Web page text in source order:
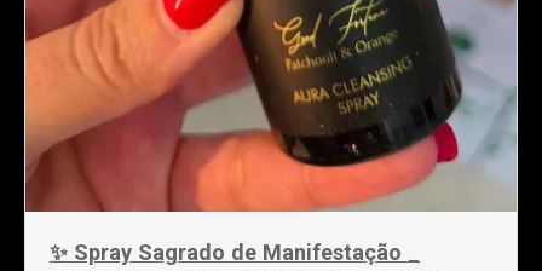
✨ Spray Sagrado de Manifestação _